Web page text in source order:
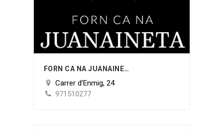
FORN CA NA JUANAINETA
Carrer d’Enmig, 24
971510277